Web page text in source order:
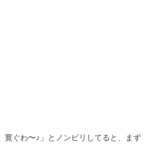
寛ぐわ〜♪」とノンビリしてると、まず